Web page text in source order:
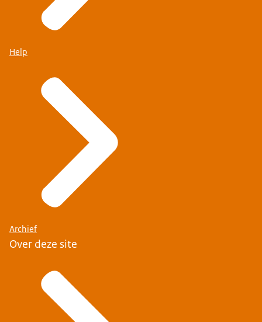
Help
Archief
Over deze site